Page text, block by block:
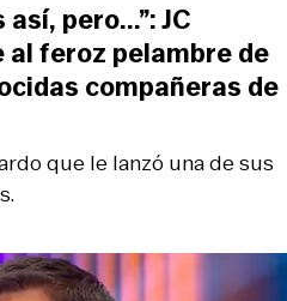
que le lanzó una de sus
pero...”: JC
al feroz pelambre de
compañeras de